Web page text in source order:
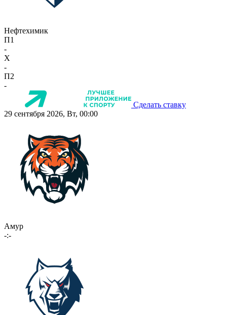
Нефтехимик
П1
-
X
-
П2
-
Сделать ставку
29 сентября 2026, Вт, 00:00
Амур
-:-